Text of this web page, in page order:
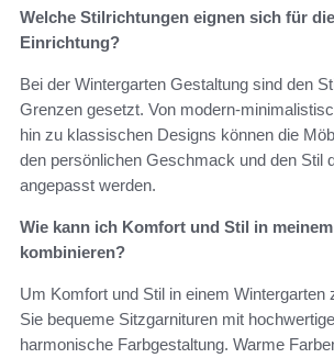
Welche Stilrichtungen eignen sich für
Einrichtung?
Bei der Wintergarten Gestaltung sind den
Grenzen gesetzt. Von modern-
hin zu klassischen Designs können die
den persönlichen Geschmack und den Stil
angepasst werden.
Wie kann ich Komfort und Stil in
kombinieren?
Um Komfort und Stil in einem Wintergarten
Sie bequeme Sitzgarnituren mit
harmonische Farbgestaltung. Warme